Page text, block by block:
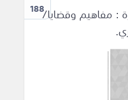
188: مفاهيم وقضايا/